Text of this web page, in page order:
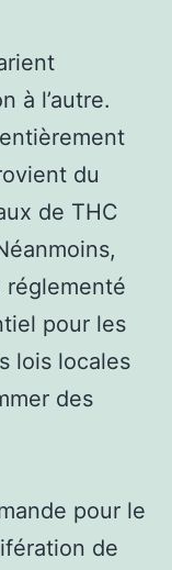
à l’autre.
du
de THC
réglementé
pour les
lois locales
des
pour le
de